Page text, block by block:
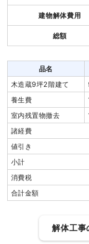
建物解体費用
総額
品名
木造蔵9坪2階建て
養生費
室内残置物撤去
諸経費
値引き
小計
消費税
合計金額
解体工事